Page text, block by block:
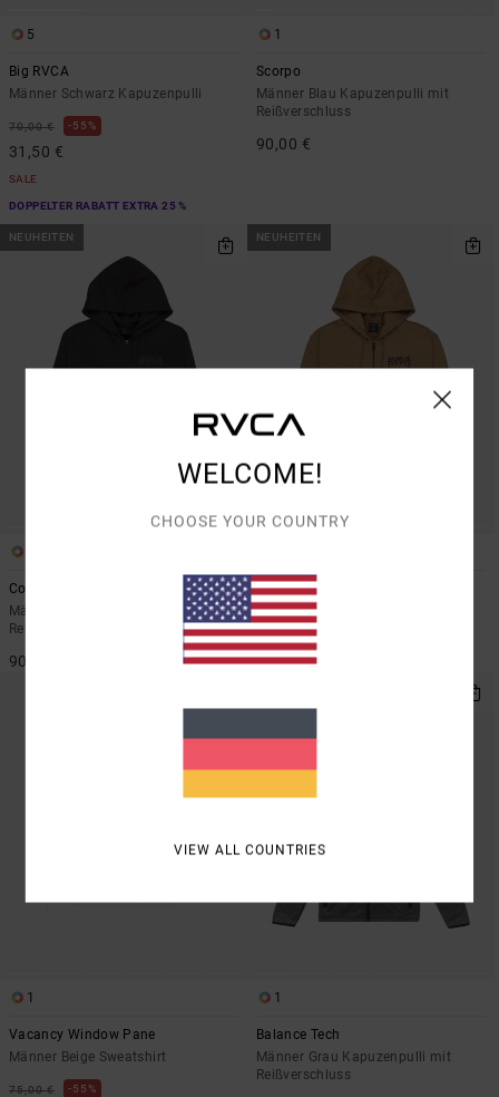
5
Big RVCA
Männer Schwarz Kapuzenpulli
70,00 € 55%
31,50 €
SALE
DOPPELTER RABATT EXTRA 25 %
1
Scorpo
Männer Blau Kapuzenpulli mit
Reißverschluss
90,00 €
NEUHEITEN
Cobra Emire
Männer Schwarz Kapuzenpulli mit
Reißverschluss
90,00 €
NEUHEITEN
Cobra Emire
Männer Braun Kapuzenpulli mit
Reißverschluss
90,00 €
1
Vacancy Window Pane
Männer Beige Sweatshirt
75,00 € 55%
1
Balance Tech
Männer Grau Kapuzenpulli mit
Reißverschluss
WELCOME!
CHOOSE YOUR COUNTRY
VIEW ALL COUNTRIES